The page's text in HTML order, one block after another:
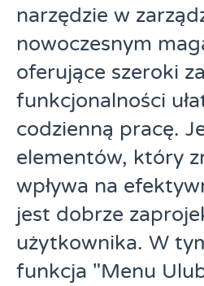
narzędzie w
nowoczesnym
oferujące szeroki
funkcjonalności
codzienną pracę.
elementów, który
wpływa na
jest dobrze
użytkownika. W
funkcja "Menu